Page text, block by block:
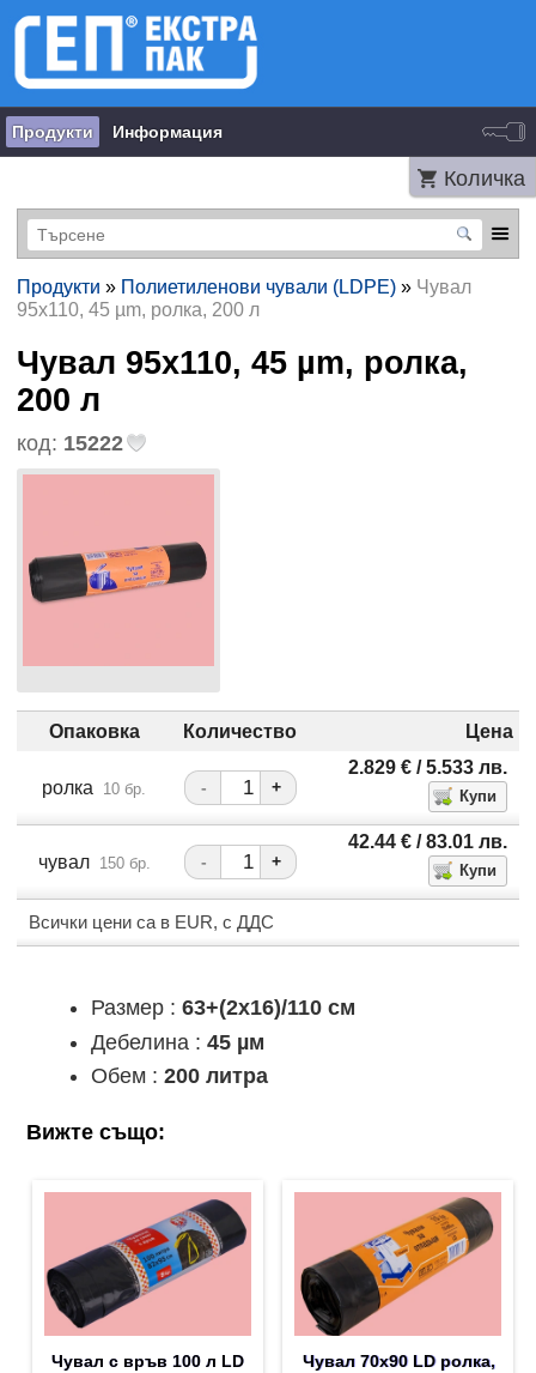
Продукти Информация
Количка
Продукти » Полиетиленови чували (LDPE)» Чувал
95х110, 45 µm, ролка, 200 л
Чувал 95х110, 45 µm, ролка,
200 л
код: 15222
Опаковка Количество Цена
ролка 10 бр. - +
2.829 €/ 5.533 лв.
чувал 150 бр. - +
42.44 €/ 83.01 лв.
Всички цени са в EUR, с ДДС
Размер : 63+(2x16)/110 см
Дебелина : 45 µм
Обем : 200 литра
Вижте също:
Чувал с връв 100 л LD
Чувал 70х90 LD ролка,